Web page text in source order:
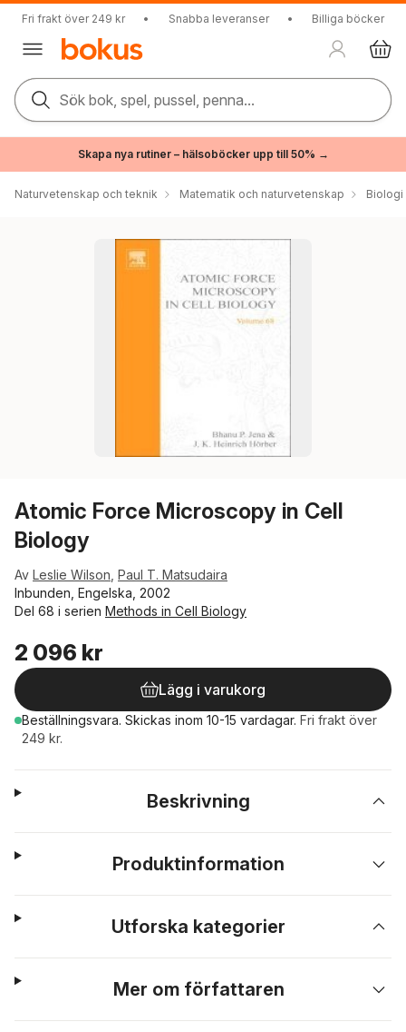
Fri frakt över 249 kr • Snabba leveranser • Billiga böcker
Sök bok, spel, pussel, penna...
Skapa nya rutiner – hälsoböcker upp till 50% →
Naturvetenskap och teknik Matematik och naturvetenskap Biologi
Atomic Force Microscopy in Cell
Biology
Av Leslie Wilson Paul T. Matsudaira
Inbunden, Engelska, 2002
Del 68 i serien Methods in Cell Biology
2 096 kr
Lägg i varukorg
Beställningsvara. Skickas inom 10-15 vardagar. Fri frakt över
249 kr.
Beskrivning
Produktinformation
Utforska kategorier
Mer om författaren